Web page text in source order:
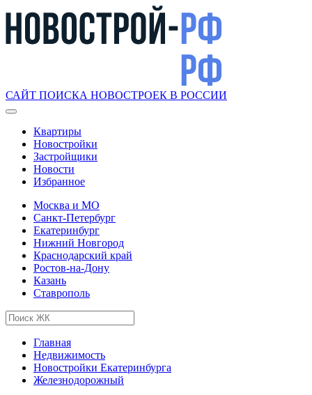
САЙТ ПОИСКА НОВОСТРОЕК В РОССИИ
Квартиры
Новостройки
Застройщики
Новости
Избранное
Москва и МО
Санкт-Петербург
Екатеринбург
Нижний Новгород
Краснодарский край
Ростов-на-Дону
Казань
Ставрополь
Главная
Недвижимость
Новостройки Екатеринбурга
Железнодорожный